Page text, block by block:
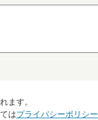
ます。
はプライバシーポリシー